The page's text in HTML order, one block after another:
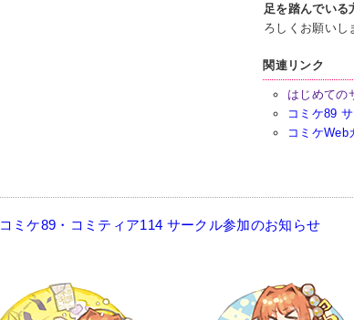
足を踏んでいる
ろしくお願いし
関連リンク
はじめての
コミケ89
コミケWeb
コミケ89・コミティア114 サークル参加のお知らせ